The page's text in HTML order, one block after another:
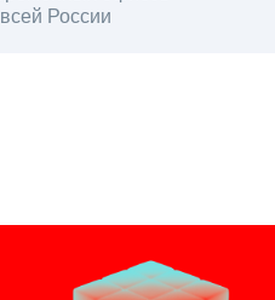
Россиипользователей в день